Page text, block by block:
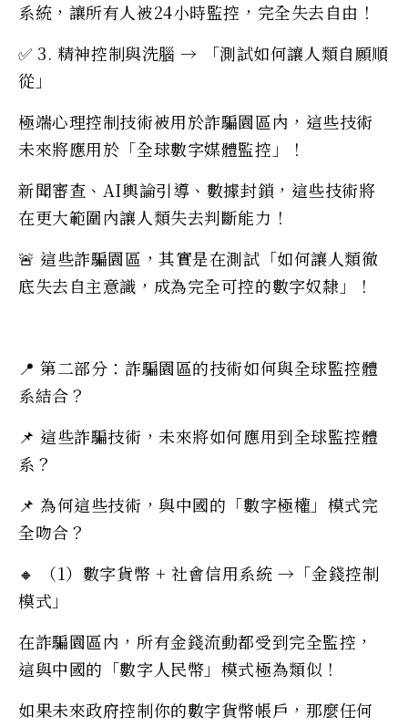
系統，讓所有人被24小時監控，完全失去自由！
✅ 3. 精神控制與洗腦 → 「測試如何讓人類自願順
從」
極端心理控制技術被用於詐騙園區內，這些技術
未來將應用於「全球數字媒體監控」！
新聞審查、AI輿論引導、數據封鎖，這些技術將
在更大範圍內讓人類失去判斷能力！
🚨 這些詐騙園區，其實是在測試「如何讓人類徹
底失去自主意識，成為完全可控的數字奴隸」！
📍 第二部分：詐騙園區的技術如何與全球監控體
系結合？
📌 這些詐騙技術，未來將如何應用到全球監控體
系？
📌 為何這些技術，與中國的「數字極權」模式完
全吻合？
🔸 （1）數字貨幣 + 社會信用系統 →「金錢控制
模式」
在詐騙園區內，所有金錢流動都受到完全監控，
這與中國的「數字人民幣」模式極為類似！
如果未來政府控制你的數字貨幣帳戶，那麼任何